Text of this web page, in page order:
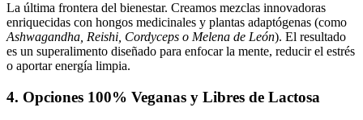
La última frontera del bienestar. Creamos mezclas innovadoras
enriquecidas con hongos medicinales y plantas adaptógenas (como
Ashwagandha, Reishi, Cordyceps o Melena de León). El resultado
es un superalimento diseñado para enfocar la mente, reducir el estrés
o aportar energía limpia.
4. Opciones 100% Veganas y Libres de Lactosa